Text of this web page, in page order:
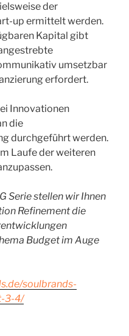
der
up ermittelt werden.
Kapital gibt
umsetzbar
erfordert.
Innovationen
die
durchgeführt werden.
Laufe der weiteren
Serie stellen wir Ihnen
Refinement die
Budget im Auge
soulbrands-
3-4/